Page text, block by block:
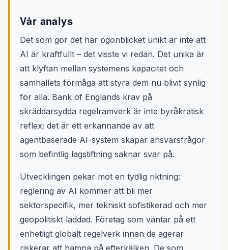
Vår analys
Det som gör det här ögonblicket unikt är inte att
AI är kraftfullt – det visste vi redan. Det unika är
att klyftan mellan systemens kapacitet och
samhällets förmåga att styra dem nu blivit synlig
för alla. Bank of Englands krav på
skräddarsydda regelramverk är inte byråkratisk
reflex; det är ett erkännande av att
agentbaserade AI-system skapar ansvarsfrågor
som befintlig lagstiftning saknar svar på.
Utvecklingen pekar mot en tydlig riktning:
reglering av AI kommer att bli mer
sektorspecifik, mer tekniskt sofistikerad och mer
geopolitiskt laddad. Företag som väntar på ett
enhetligt globalt regelverk innan de agerar
riskerar att hamna på efterkälken. De som